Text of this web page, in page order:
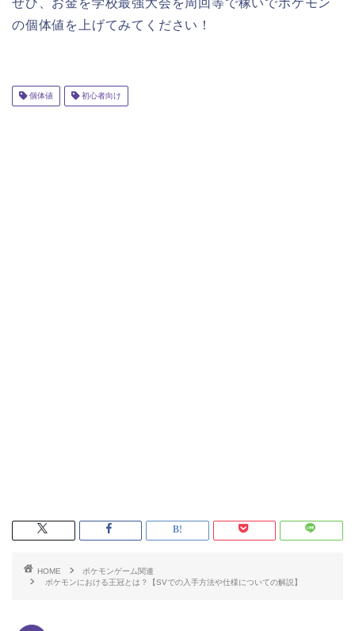
ぜひ、お金を学校最強大会を周回等で稼いでポケモン
の個体値を上げてみてください！
個体値 初心者向け
HOME
ポケモンゲーム関連
ポケモンにおける王冠とは？【SVでの入手方法や仕様についての解説】